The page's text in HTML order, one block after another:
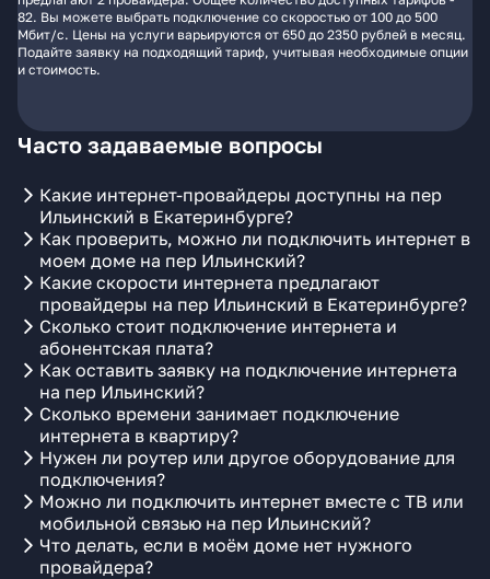
82. Вы можете выбрать подключение со скоростью от 100 до 500
Мбит/с. Цены на услуги варьируются от 650 до 2350 рублей в месяц.
Подайте заявку на подходящий тариф, учитывая необходимые опции
и стоимость.
Часто задаваемые вопросы
Какие интернет-провайдеры доступны на пер
Ильинский в Екатеринбурге?
Как проверить, можно ли подключить интернет в
моем доме на пер Ильинский?
Какие скорости интернета предлагают
провайдеры на пер Ильинский в Екатеринбурге?
Сколько стоит подключение интернета и
абонентская плата?
Как оставить заявку на подключение интернета
на пер Ильинский?
Сколько времени занимает подключение
интернета в квартиру?
Нужен ли роутер или другое оборудование для
подключения?
Можно ли подключить интернет вместе с ТВ или
мобильной связью на пер Ильинский?
Что делать, если в моём доме нет нужного
провайдера?